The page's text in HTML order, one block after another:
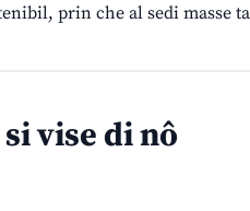
prin che al sedi masse
vise di nô